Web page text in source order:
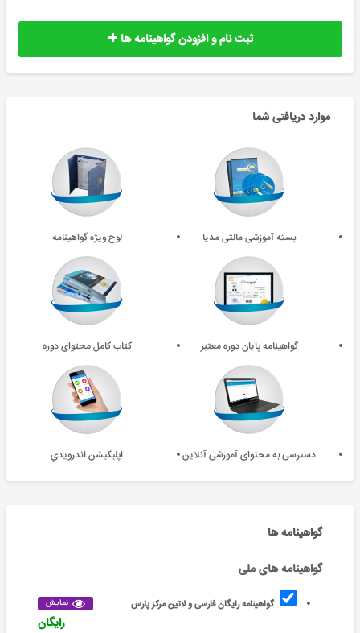
ثبت نام و افزودن گواهینامه ها
موارد دریافتی شما
بسته آموزشی مالتی مدیا لوح ویژه گواهینامه
گواهینامه پایان دوره معتبر کتاب کامل محتوای دوره
دسترسی به محتوای آموزشی آنلاین اپليکيشن اندرويدي
گواهینامه ها
گواهینامه های ملی
گواهینامه رایگان فارسی و لاتین مرکز پارس نمایش
رایگان